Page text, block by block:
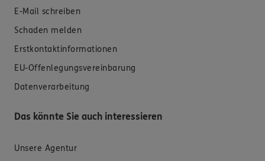
E-Mail schreiben
Schaden melden
Erstkontaktinformationen
EU-Offenlegungsvereinbarung
Datenverarbeitung
Das könnte Sie auch interessieren
Unsere Agentur